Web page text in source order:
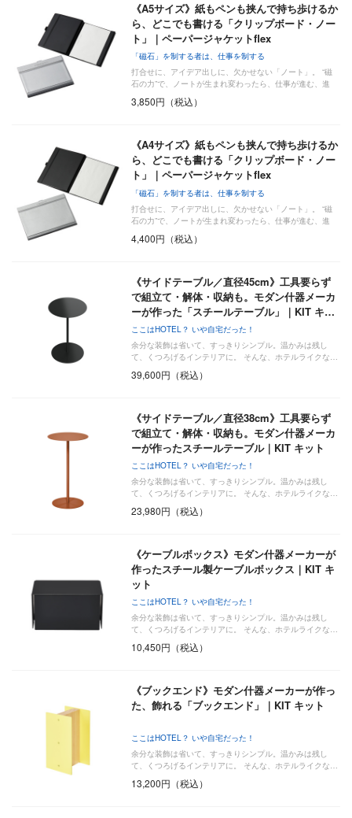
《A5サイズ》紙もペンも挟んで持ち歩けるか
ら、どこでも書ける「クリップボード・ノー
ト」｜ペーパージャケットflex
「磁石」を制する者は、仕事を制する
打合せに、アイデア出しに、欠かせない「ノート」。 “磁
石の力”で、ノートが生まれ変わったら、仕事が進む、進
3,850円（税込）
《A4サイズ》紙もペンも挟んで持ち歩けるか
ら、どこでも書ける「クリップボード・ノー
ト」｜ペーパージャケットflex
「磁石」を制する者は、仕事を制する
打合せに、アイデア出しに、欠かせない「ノート」。 “磁
石の力”で、ノートが生まれ変わったら、仕事が進む、進
4,400円（税込）
《サイドテーブル／直径45cm》工具要らず
で組立て・解体・収納も。モダン什器メーカ
ーが作った「スチールテーブル」｜KIT キ…
ここはHOTEL？ いや自宅だった！
余分な装飾は省いて、すっきりシンプル。温かみは残し
て、くつろげるインテリアに。 そんな、ホテルライクな…
39,600円（税込）
《サイドテーブル／直径38cm》工具要らず
で組立て・解体・収納も。モダン什器メーカ
ーが作ったスチールテーブル｜KIT キット
ここはHOTEL？ いや自宅だった！
余分な装飾は省いて、すっきりシンプル。温かみは残し
て、くつろげるインテリアに。 そんな、ホテルライクな…
23,980円（税込）
《ケーブルボックス》モダン什器メーカーが
作ったスチール製ケーブルボックス｜KIT キ
ット
ここはHOTEL？ いや自宅だった！
余分な装飾は省いて、すっきりシンプル。温かみは残し
て、くつろげるインテリアに。 そんな、ホテルライクな…
10,450円（税込）
《ブックエンド》モダン什器メーカーが作っ
た、飾れる「ブックエンド」｜KIT キット
ここはHOTEL？ いや自宅だった！
余分な装飾は省いて、すっきりシンプル。温かみは残し
て、くつろげるインテリアに。 そんな、ホテルライクな…
13,200円（税込）